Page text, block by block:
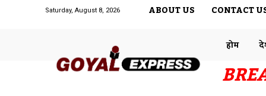
Saturday, August 8, 2026 ABOUT US CONTACT
होम